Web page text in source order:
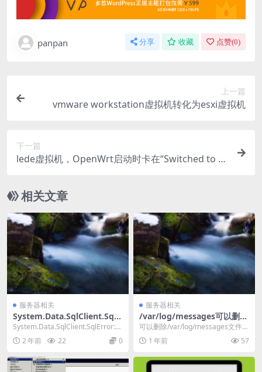
panpan 分享 收藏 点赞(0)
上一篇
vmware workstation虚拟机转化为esxi虚拟机
下一篇
lede虚拟机，OpenWrt启动时卡在“Switched to cl
相关文章
服务器相关
System.Data.SqlClient.SqlE
rror: 无法打开备份设备
System.Data.SqlClient.SqlError:无
法打开备份设备'...
2 年前 22 0
服务器相关
/var/log/messages可以删除
吗
可以删除/var/log/messages文件，
但建议清空内容而不是直接删除文
件...1 年前 57